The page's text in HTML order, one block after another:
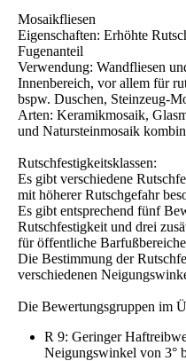
Mosaikfliesen
Eigenschaften: Erhöhte
Fugenanteil
Verwendung: Wandfliesen
Innenbereich, vor allem für
bspw. Duschen, Steinzeug-
Arten: Keramikmosaik,
und Natursteinmosaik
Rutschfestigkeitsklassen:
Es gibt verschiedene
mit höherer Rutschgefahr
Es gibt entsprechend fünf
Rutschfestigkeit und drei
für öffentliche
Die Bestimmung der
verschiedenen
Die Bewertungsgruppen im
R 9: Geringer
Neigungswinkel von 3°